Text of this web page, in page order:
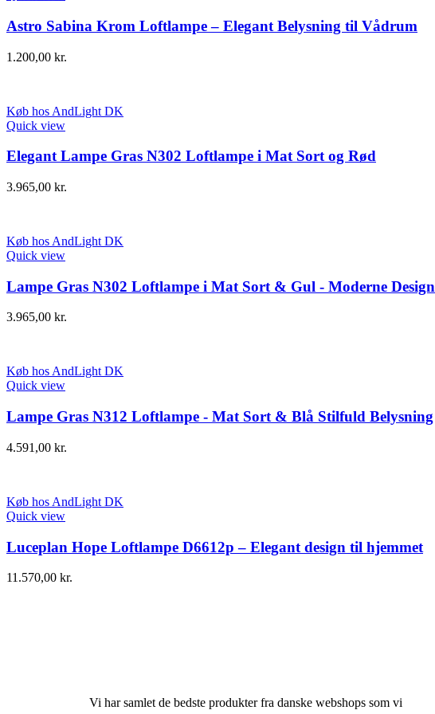
Astro Sabina Krom Loftlampe – Elegant Belysning til Vådrum
1.200,00 kr.
Køb hos AndLight DK
Quick view
Elegant Lampe Gras N302 Loftlampe i Mat Sort og Rød
3.965,00 kr.
Køb hos AndLight DK
Quick view
Lampe Gras N302 Loftlampe i Mat Sort & Gul - Moderne Design
3.965,00 kr.
Køb hos AndLight DK
Quick view
Lampe Gras N312 Loftlampe - Mat Sort & Blå Stilfuld Belysning
4.591,00 kr.
Køb hos AndLight DK
Quick view
Luceplan Hope Loftlampe D6612p – Elegant design til hjemmet
11.570,00 kr.
Vi har samlet de bedste produkter fra danske webshops som vi